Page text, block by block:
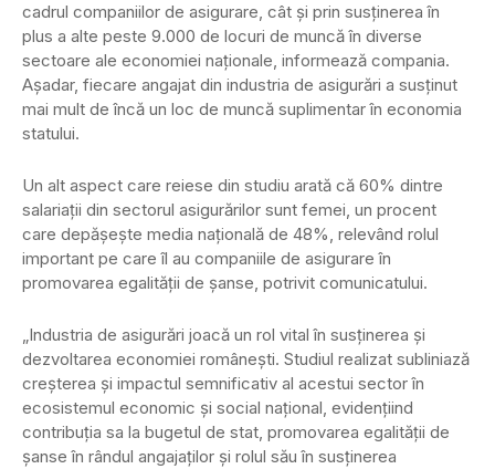
cadrul companiilor de asigurare, cât şi prin susţinerea în
plus a alte peste 9.000 de locuri de muncă în diverse
sectoare ale economiei naţionale, informează compania.
Aşadar, fiecare angajat din industria de asigurări a susţinut
mai mult de încă un loc de muncă suplimentar în economia
statului.
Un alt aspect care reiese din studiu arată că 60% dintre
salariaţii din sectorul asigurărilor sunt femei, un procent
care depăşeşte media naţională de 48%, relevând rolul
important pe care îl au companiile de asigurare în
promovarea egalităţii de şanse, potrivit comunicatului.
„Industria de asigurări joacă un rol vital în susţinerea şi
dezvoltarea economiei româneşti. Studiul realizat subliniază
creşterea şi impactul semnificativ al acestui sector în
ecosistemul economic şi social naţional, evidenţiind
contribuţia sa la bugetul de stat, promovarea egalităţii de
şanse în rândul angajaţilor şi rolul său în susţinerea